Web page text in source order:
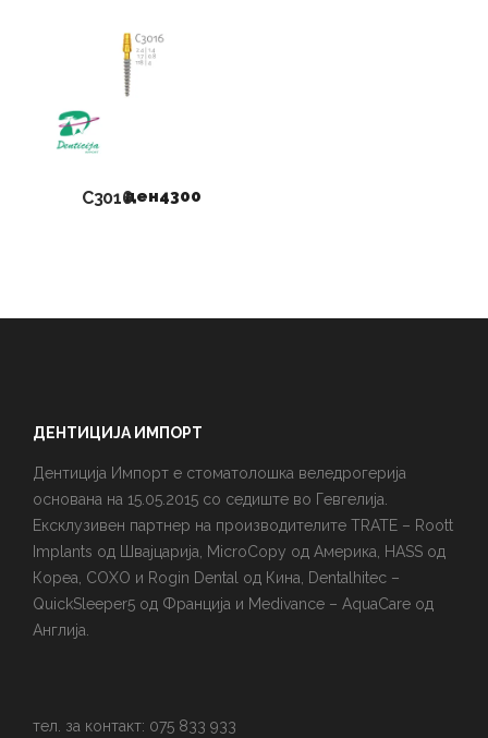
C3016ден4300
ДЕНТИЦИЈА ИМПОРТ
Дентиција Импорт е стоматолошка веледрогерија
основана на 15.05.2015 со седиште во Гевгелија.
Ексклузивен партнер на производителите TRATE – Roott
Implants од Швајцарија, MicroCopy од Америка, HASS од
Кореа, COXO и Rogin Dental од Кина, Dentalhitec –
QuickSleeper5 од Франција и Medivance – AquaCare од
Англија.
тел. за контакт: 075 833 933